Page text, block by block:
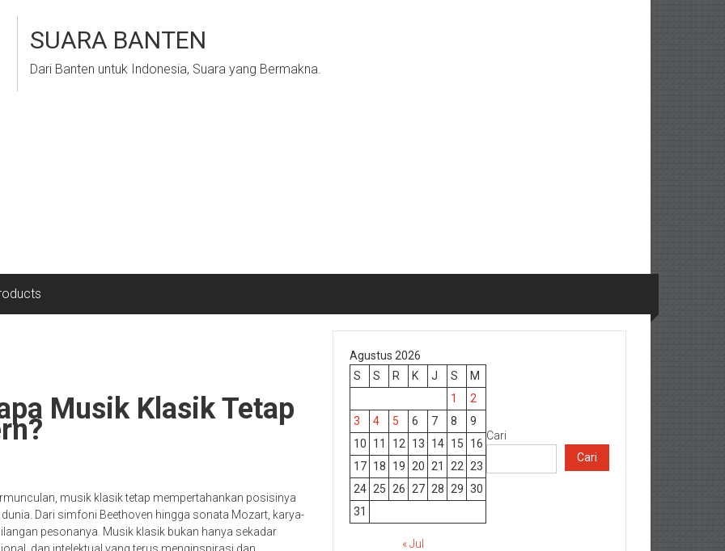
SUARA BANTEN
Dari Banten untuk Indonesia, Suara yang Bermakna.
Musik Klasik Tetap
musik klasik tetap mempertahankan posisinya
Dari simfoni Beethoven hingga sonata Mozart, karya-
pesonanya. Musik klasik bukan hanya sekadar
Agustus 2026
S
S R K J S
M
1
2
3
4 5 6 7 8
9
10
11 12 13 14 15
16
17 18 19 20 21 22
23
24 25 26 27 28 29 30
31
« Jul
Cari
Cari